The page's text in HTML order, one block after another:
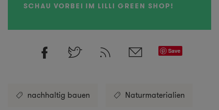
SCHAU VORBEI IM LILLI GREEN SHOP!
Save
nachhaltig bauen Naturmaterialien